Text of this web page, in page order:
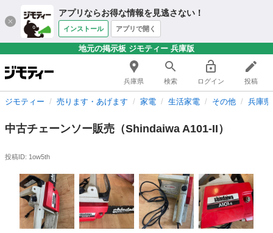
アプリならお得な情報を見逃さない！
インストール アプリで開く
地元の掲示板 ジモティー 兵庫版
兵庫県 検索 ログイン 投稿
ジモティー 売ります・あげます 家電 生活家電 その他 兵庫
中古チェーンソー販売（Shindaiwa A101-II）
投稿ID: 1ow5th